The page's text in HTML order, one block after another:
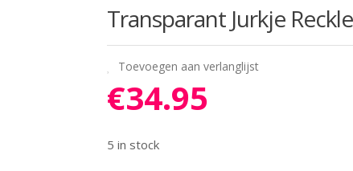
Transparant Jurkje
Toevoegen aan verlanglijst
€34.95
5 in stock